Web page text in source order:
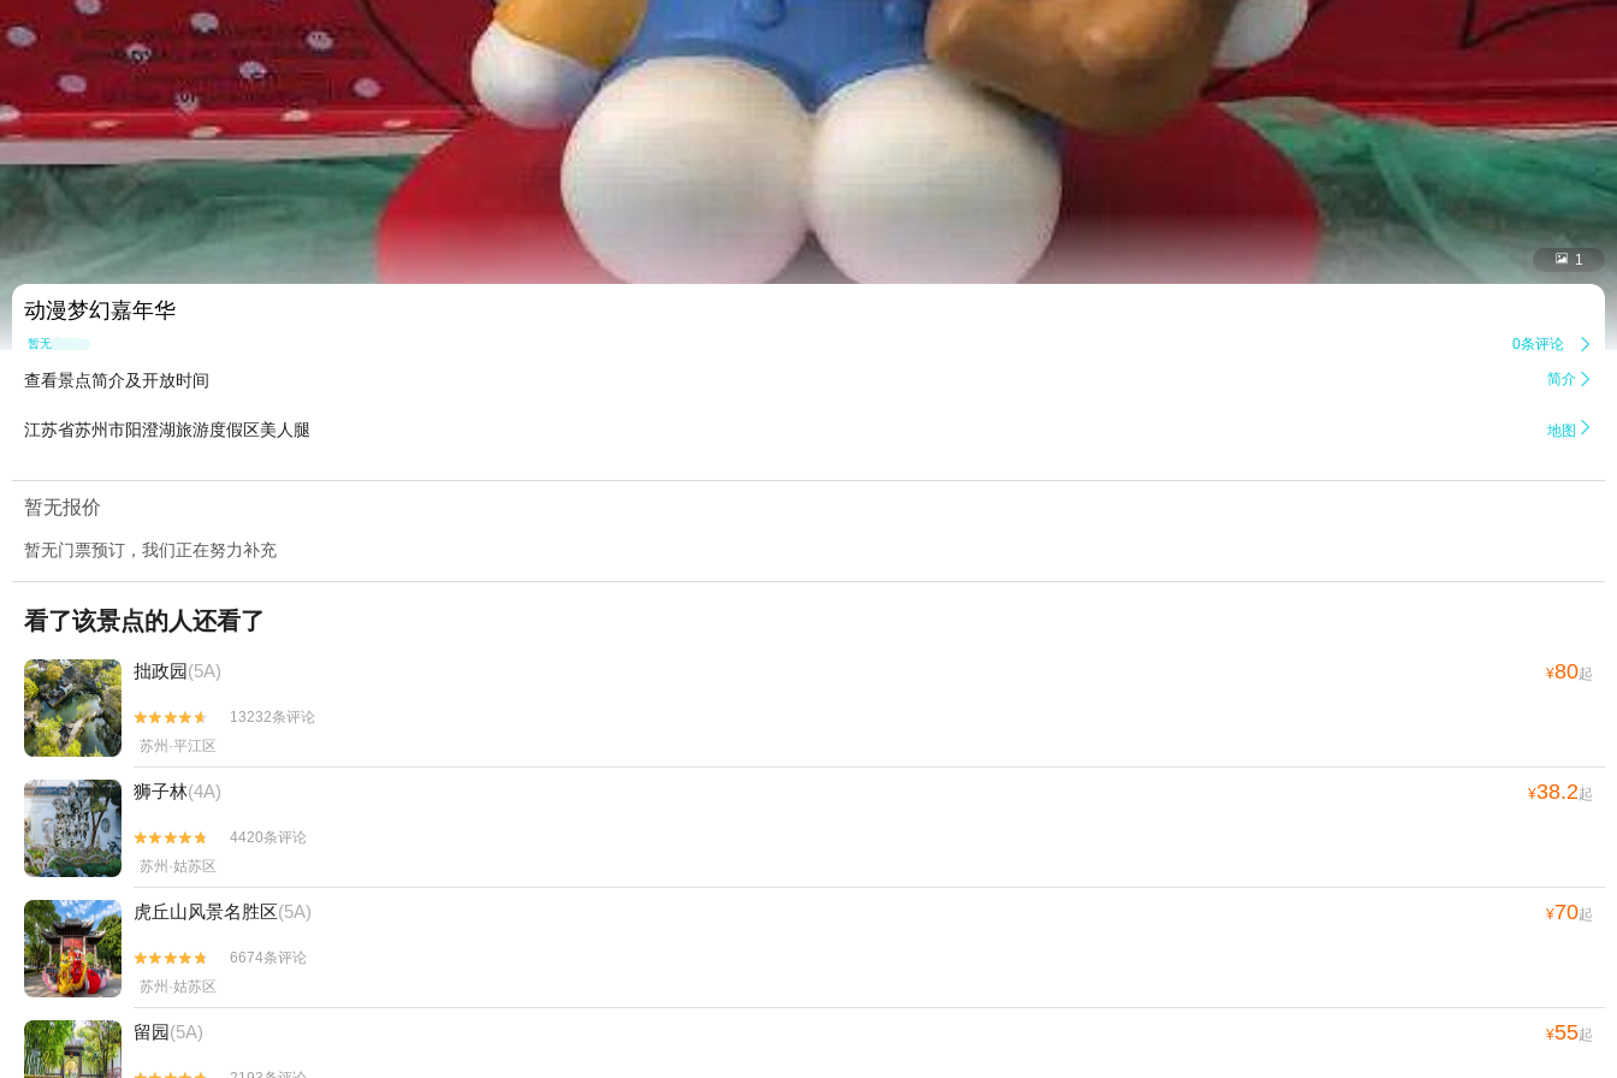
 1
动漫梦幻嘉年华
暂无点评 0条评论 
查看景点简介及开放时间 简介 
江苏省苏州市阳澄湖旅游度假区美人腿 地图 
暂无报价
暂无门票预订，我们正在努力补充
看了该景点的人还看了
拙政园(5A) ¥80起


13232条评论
苏州·平江区
狮子林(4A) ¥38.2起


4420条评论
苏州·姑苏区
虎丘山风景名胜区(5A) ¥70起


6674条评论
苏州·姑苏区
留园(5A) ¥55起